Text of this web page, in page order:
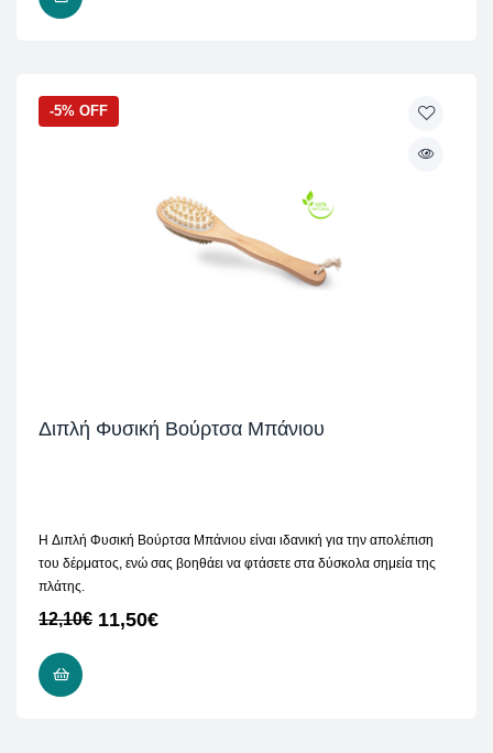
-5% OFF
Διπλή Φυσική Βούρτσα Μπάνιου
H Διπλή Φυσική Βούρτσα Μπάνιου είναι ιδανική για την απολέπιση
του δέρματος, ενώ σας βοηθάει να φτάσετε στα δύσκολα σημεία της
πλάτης.
12,10€ 11,50€